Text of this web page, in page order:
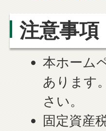
注意事項
本ホーム
あります
さい。
固定資産